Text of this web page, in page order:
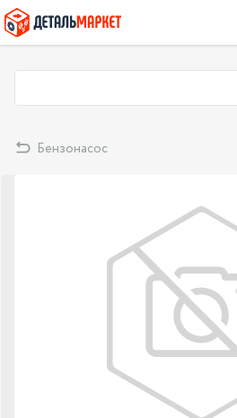
Бензонасос